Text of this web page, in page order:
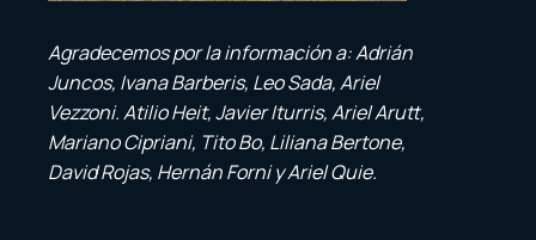
Agradecemos por la información a: Adrián
Juncos, Ivana Barberis, Leo Sada, Ariel
Vezzoni. Atilio Heit, Javier Iturris, Ariel Arutt,
Mariano Cipriani, Tito Bo, Liliana Bertone,
David Rojas, Hernán Forni y Ariel Quie.